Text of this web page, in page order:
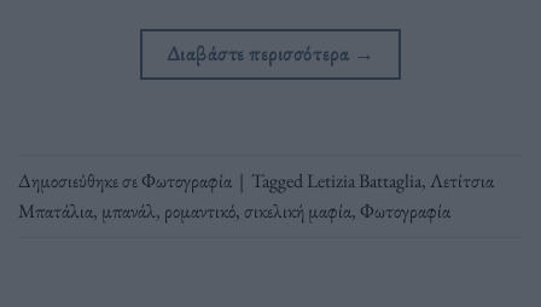
Διαβάστε περισσότερα →
Δημοσιεύθηκε σεΦωτογραφία | TaggedLetizia Battaglia,Λετίτσια
Μπατάλια, μπανάλ, ρομαντικό,σικελική μαφία, Φωτογραφία